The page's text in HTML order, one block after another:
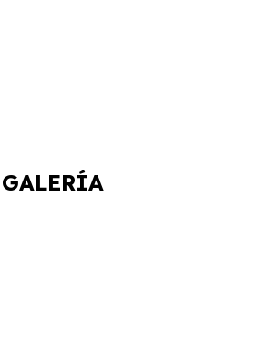
GALERÍA